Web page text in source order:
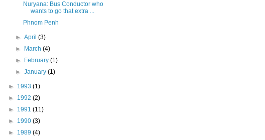
Nuryana: Bus Conductor who
wants to go that extra ...
Phnom Penh
►April(3)
►
March(4)
►
February(1)
►January(1)
► 1993 (1)
► 1992 (2)
► 1991 (11)
► 1990 (3)
► 1989 (4)